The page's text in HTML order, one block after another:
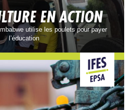
EN ACTION
utilise les poulets pour payer
l’éducation